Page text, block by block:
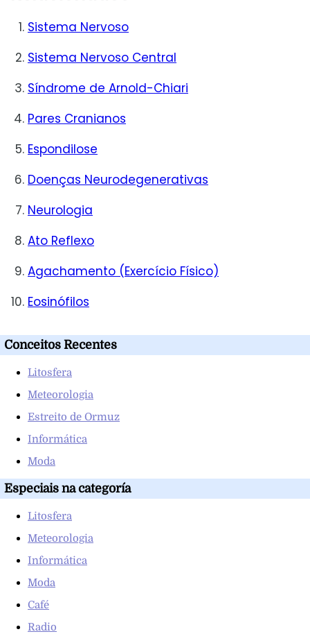
Sistema Nervoso
Sistema Nervoso Central
Síndrome de Arnold-Chiari
Pares Cranianos
Espondilose
Doenças Neurodegenerativas
Neurologia
Ato Reflexo
Agachamento (Exercício Físico)
Eosinófilos
Conceitos Recentes
Litosfera
Meteorologia
Estreito de Ormuz
Informática
Moda
Especiais na categoría
Litosfera
Meteorologia
Informática
Moda
Café
Radio